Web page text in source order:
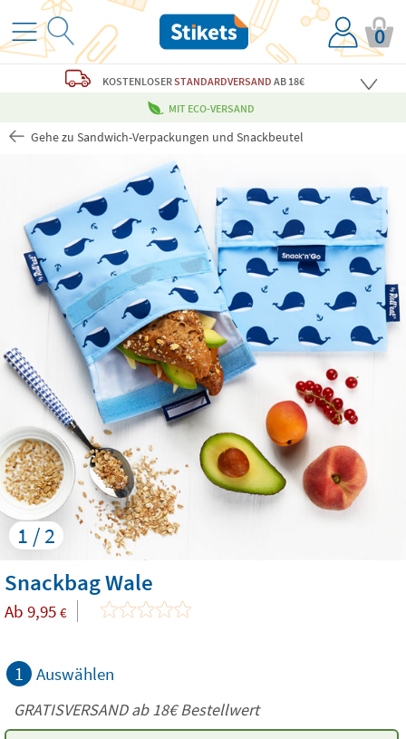
0
KOSTENLOSERSTANDARDVERSAND AB 18€
MIT ECO-VERSAND
Gehe zu Sandwich-Verpackungen und Snackbeutel
1 / 2
Snackbag Wale
Ab 9,95 €
1 Auswählen
GRATISVERSAND ab18€Bestellwert